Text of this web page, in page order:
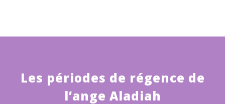
Les périodes de régence de
l’ange Aladiah